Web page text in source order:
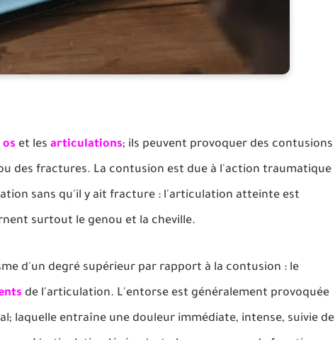
os et les articulations; ils peuvent provoquer des contusions
des fractures. La contusion est due à l'action traumatique
sans qu'il y ait fracture : l'articulation atteinte est
surtout le genou et la cheville.
d'un degré supérieur par rapport à la contusion : le
de l'articulation. L'entorse est généralement provoquée
laquelle entraîne une douleur immédiate, intense, suivie de